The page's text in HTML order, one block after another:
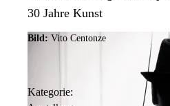
30 Jahre Kunst
Bild: Vito Centonze
Kategorie: